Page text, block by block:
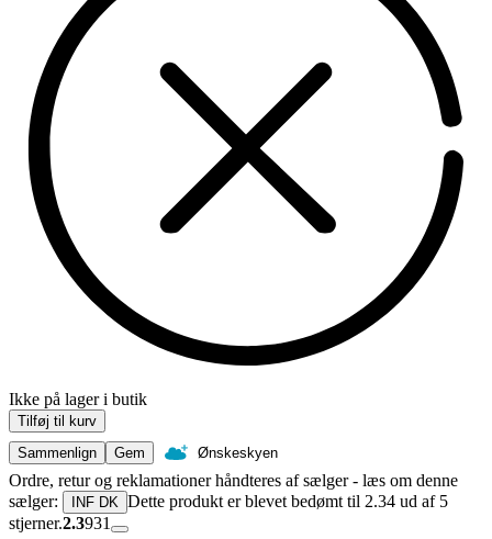
Ikke på lager i butik
Tilføj til kurv
Sammenlign
Gem Ønskeskyen
Ordre, retur og reklamationer håndteres af sælger - læs om denne
sælger:
INF DK Dette produkt er blevet bedømt til 2.34 ud af 5
stjerner.2.3931